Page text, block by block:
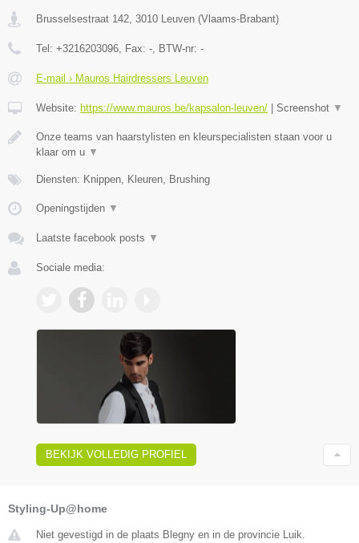
Brusselsestraat 142 3010 Leuven (Vlaams-Brabant)
Tel: +3216203096 , Fax: - , BTW-nr: -
E-mail › Mauros Hairdressers Leuven
Website: https://www.mauros.be/kapsalon-leuven/ | Screenshot ▼
Onze teams van haarstylisten en kleurspecialisten staan voor u
klaar om u ▼
Diensten: Knippen, Kleuren, Brushing
Openingstijden ▼
Laatste facebook posts ▼
Sociale media:
BEKIJK VOLLEDIG PROFIEL
Styling-Up@home
Niet gevestigd in de plaats Blegny en in de provincie Luik.